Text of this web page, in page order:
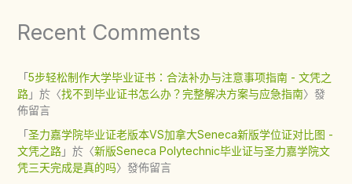
Recent Comments
「5步轻松制作大学毕业证书：合法补办与注意事项指南 - 文凭之
路」於〈找不到毕业证书怎么办？完整解决方案与应急指南〉發
佈留言
「圣力嘉学院毕业证老版本VS加拿大Seneca新版学位证对比图 -
文凭之路」於〈新版Seneca Polytechnic毕业证与圣力嘉学院文
凭三天完成是真的吗〉發佈留言